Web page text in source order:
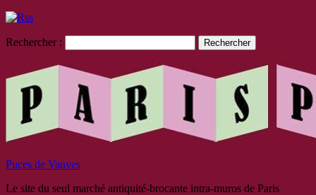
Rechercher :
Puces de Vanves
Le site du seul marché antiquité-brocante intra-muros de Paris